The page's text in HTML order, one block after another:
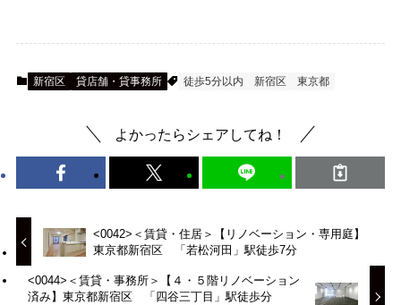
新宿区 貸店舗・貸事務所 徒歩5分以内 新宿区 東京都
よかったらシェアしてね！
<0042>＜賃貸・住居＞【リノベーション・専用庭】
東京都新宿区 「若松河田」駅徒歩7分
<0044>＜賃貸・事務所＞【４・５階リノベーション
済み】東京都新宿区 「四谷三丁目」駅徒歩分